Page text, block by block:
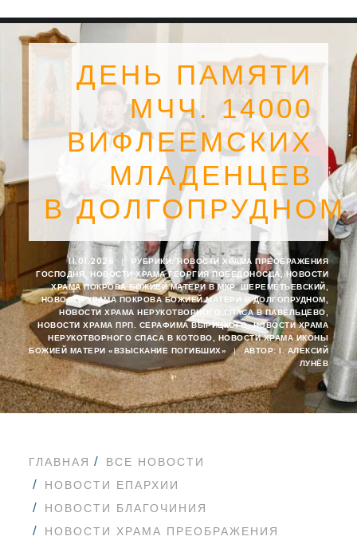
SEARCH
ДЕНЬ ПАМЯТИ
МЧЧ. 14000
ВИФЛЕЕМСКИХ
МЛАДЕНЦЕВ
В ДОЛГОПРУДНОМ
11.01.2026 | РУБРИКИ:НОВОСТИ ХРАМА ПРЕОБРАЖЕНИЯ
ГОСПОДНЯ
НОВОСТИ ХРАМА ГЕОРГИЯ ПОБЕДОНОСЦА, НОВОСТИ
ХРАМА ПОКРОВА БОЖИЕЙ МАТЕРИ В МКР. ШЕРЕМЕТЬЕВСКИЙ,
НОВОСТИ ХРАМА ПОКРОВА БОЖИЕЙ МАТЕРИ В ДОЛГОПРУДНОМ
НОВОСТИ ХРАМА НЕРУКОТВОРНОГО СПАСА В ПАВЕЛЬЦЕВО,
НОВОСТИ ХРАМА ПРП. СЕРАФИМА ВЫРИЦКОГО,НОВОСТИ ХРАМА
НЕРУКОТВОРНОГО СПАСА В КОТОВО
НОВОСТИ ХРАМА ИКОНЫ
БОЖИЕЙ МАТЕРИ «ВЗЫСКАНИЕ ПОГИБШИХ»
| АВТОР:I. АЛЕКСИЙ
ЛУНЁВ
ГЛАВНАЯ
ВСЕ НОВОСТИ
НОВОСТИ ЕПАРХИИ
НОВОСТИ БЛАГОЧИНИЯ
НОВОСТИ ХРАМА ПРЕОБРАЖЕНИЯ